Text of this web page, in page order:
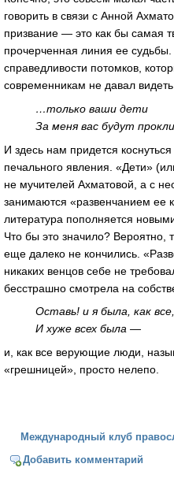
говорить в связи с Анной
призвание — это как бы самая
прочерченная линия ее
справедливости потомков,
современникам не давал
…только ваши дети
За меня вас будут
И здесь нам придется
печального явления. «Дети»
не мучителей Ахматовой, а с
занимаются «развенчанием ее
литература пополняется
Что бы это значило? Вероятно,
еще далеко не кончились.
никаких венцов себе не
бесстрашно смотрела на
Оставь! и я была, как все,
И хуже всех была —
и, как все верующие люди,
«грешницей», просто нелепо.
Международный клуб
Добавить комментарий